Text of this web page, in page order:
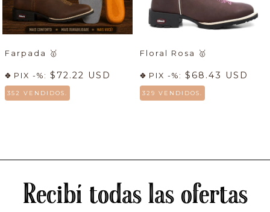
Farpada 🥇
PIX -%: $72.22 USD
352 VENDIDOS.
Floral Rosa 🥇
PIX -%: $68.43 USD
329 VENDIDOS.
Recibí todas las ofertas